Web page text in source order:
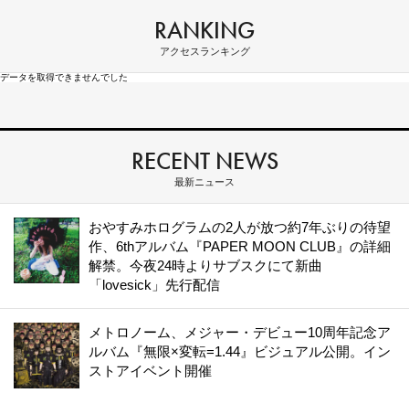
RANKING
アクセスランキング
データを取得できませんでした
RECENT NEWS
最新ニュース
おやすみホログラムの2人が放つ約7年ぶりの待望
作、6thアルバム『PAPER MOON CLUB』の詳細
解禁。今夜24時よりサブスクにて新曲
「lovesick」先行配信
メトロノーム、メジャー・デビュー10周年記念ア
ルバム『無限×変転=1.44』ビジュアル公開。イン
ストアイベント開催